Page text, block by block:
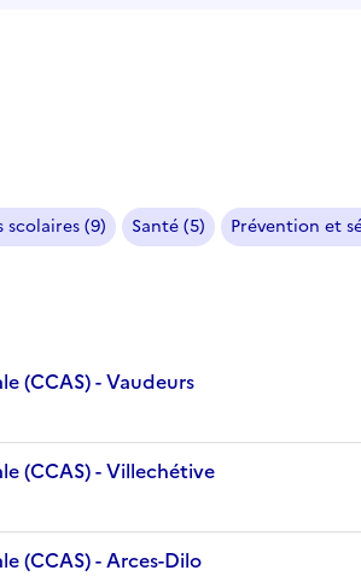
scolaires (9) Santé (5) Prévention et
(CCAS) - Vaudeurs
(CCAS) - Villechétive
(CCAS) - Arces-Dilo